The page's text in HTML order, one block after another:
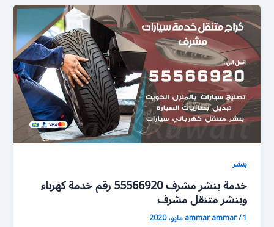
بنشر
خدمة بنشر مشرف 55566920 رقم خدمة كهرباء
وبنشر متنقل مشرف
ammar ammar/1 مايو، 2020